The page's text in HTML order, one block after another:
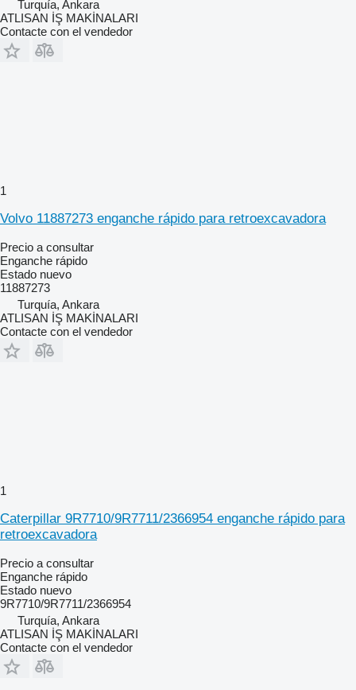
Turquía, Ankara
ATLISAN İŞ MAKİNALARI
Contacte con el vendedor
1
Volvo 11887273 enganche rápido para retroexcavadora
Precio a consultar
Enganche rápido
Estado nuevo
11887273
Turquía, Ankara
ATLISAN İŞ MAKİNALARI
Contacte con el vendedor
1
Caterpillar 9R7710/9R7711/2366954 enganche rápido para
retroexcavadora
Precio a consultar
Enganche rápido
Estado nuevo
9R7710/9R7711/2366954
Turquía, Ankara
ATLISAN İŞ MAKİNALARI
Contacte con el vendedor